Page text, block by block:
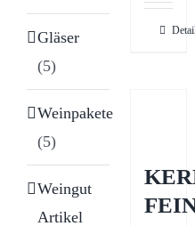
Gläser
(5)
Weinpakete
(5)
Weingut
Artikel